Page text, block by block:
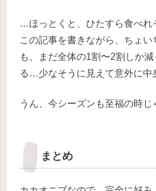
…ほっとくと、ひたすら食べれ
この記事を書きながら、ちょい
も、まだ全体の1割〜2割しか減
る…少なそうに見えて意外に中
うん、今シーズンも至福の時じ
まとめ